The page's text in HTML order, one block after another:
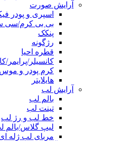
آرایش صورت
اسپری و پودر
بی بی کرم/سی
پنکک
رژگونه
قطره احیا
کانسیلر/پرایمر/
کرم پودر و
هایلایتر
آرایش لب
بالم لب
تینت لب
خط لب و رژ لب
لیپ گلاس/بالم
مربای لب ژله